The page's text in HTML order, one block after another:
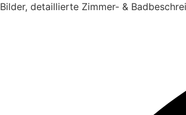
Bilder, detaillierte Zimmer- &